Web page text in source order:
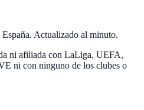
Actualizado al minuto.
ni afiliada con LaLiga, UEFA,
ni con ninguno de los clubes o